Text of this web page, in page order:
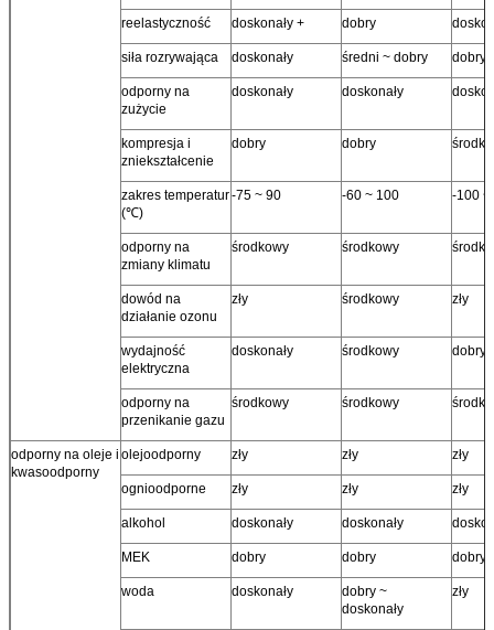
reelastyczność doskonały + dobry
siła rozrywająca doskonały średni ~ dobry dobry
odporny na
zużycie
doskonały doskonały
kompresja i
zniekształcenie
dobry dobry
zakres temperatur
(℃)
-75 ~ 90 -60 ~ 100 -100 ~
odporny na
zmiany klimatu
środkowy środkowy
dowód na
działanie ozonu
zły środkowy zły
wydajność
elektryczna
doskonały środkowy dobry
odporny na
przenikanie gazu
środkowy środkowy
odporny na oleje i
kwasoodporny
olejoodporny zły zły zły
ognioodporne zły zły zły
alkohol doskonały doskonały
MEK dobry dobry dobry
woda doskonały
dobry ~
doskonały
zły